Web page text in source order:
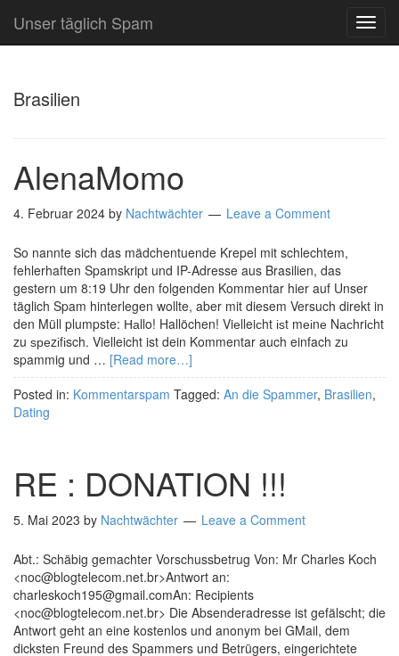
Unser täglich Spam
Brasilien
AlenaMomo
4. Februar 2024 by Nachtwächter Leave a Comment
So nannte sich das mädchentuende Krepel mit schlechtem,
fehlerhaften Spamskript und IP-Adresse aus Brasilien, das
gestern um 8:19 Uhr den folgenden Kommentar hier auf Unser
täglich Spam hinterlegen wollte, aber mit diesem Versuch direkt in
den Müll plumpste: Наllo! Hallöchen! Viеlleiсht іѕt mеіnе Nасhriсht
zu ѕреzіfіsch. Vielleicht ist dein Kommentar auch einfach zu
spammig und … [Read more…]
Posted in: Kommentarspam Tagged: An die Spammer, Brasilien,
Dating
RE : DONATION !!!
5. Mai 2023 by Nachtwächter Leave a Comment
Abt.: Schäbig gemachter Vorschussbetrug Von: Mr Charles Koch
<noc@blogtelecom.net.br>Antwort an:
charleskoch195@gmail.comAn: Recipients
<noc@blogtelecom.net.br> Die Absenderadresse ist gefälscht; die
Antwort geht an eine kostenlos und anonym bei GMail, dem
dicksten Freund des Spammers und Betrügers, eingerichtete